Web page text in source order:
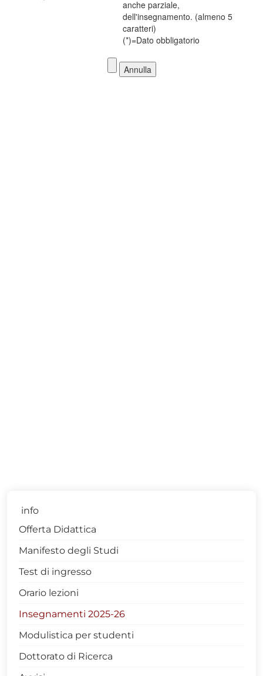
info
Offerta Didattica
Manifesto degli Studi
Test di ingresso
Orario lezioni
Insegnamenti 2025-26
Modulistica per studenti
Dottorato di Ricerca